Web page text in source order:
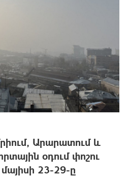
Արարատում և
օդում փոշու
23-29-ը